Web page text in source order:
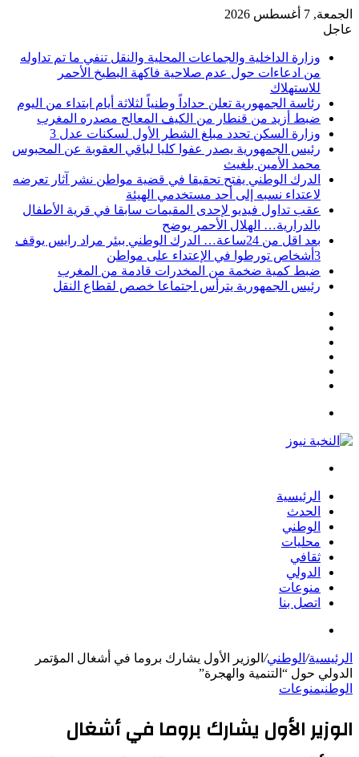
الجمعة, 7 أغسطس 2026
عاجل
وزارة الداخلية والجماعات المحلية والنقل تنفي ما تم تداوله
من ادعاءات حول عدم صلاحية فاكهة البطيخ الأحمر
للاستهلاك
رئاسة الجمهورية تعلن حداداً وطنياً لثلاثة أيام ابتداء من اليوم
ضبط أزيد من قنطار من الكيف المعالج مصدره المغرب
وزارة السكن تحدد مبلغ الشطر الأول لسكنات عدل 3
رئيس الجمهورية يصدر عفوا كليا لباقي العقوبة عن المحبوس
محمد الأمين بلغيث
الدرك الوطني يفتح تحقيقا في قضية مواطن نشر آثار تعرضه
لاعتداء نسبه إلى أحد مستخدمي الهيئة
عقب تداول فيديو لإحدى المقيمات سابقا في قرية الأطفال
بالدرارية… الهلال الأحمر يوضح
بعد اقل من 24ساعة… الدرك الوطني ببئر مراد رايس يوقف
3أشخاص تورطوا في الإعتداء على مواطن
ضبط كمية ضخمة من المخدرات قادمة من المغرب
رئيس الجمهورية يترأس اجتماعا خصص لقطاع النقل
الرئيسية
الحدث
الوطني
محليات
ثقافي
الدولي
منوعات
اتصل بنا
الرئيسية/ الوطني/ الوزير الأول يشارك بروما في أشغال المؤتمر
الدولي حول “التنمية والهجرة”
الوطنيمنوعات
الوزير الأول يشارك بروما في أشغال